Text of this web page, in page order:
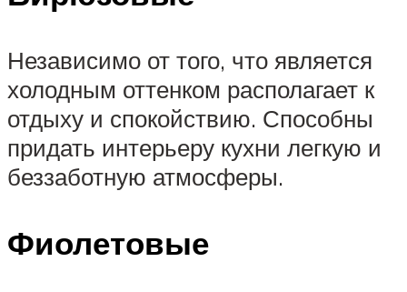
Независимо от того, что является
холодным оттенком располагает к
отдыху и спокойствию. Способны
придать интерьеру кухни легкую и
беззаботную атмосферы.
Фиолетовые